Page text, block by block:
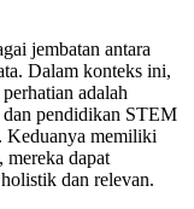
jembatan antara
Dalam konteks ini,
adalah
pendidikan STEM
Keduanya memiliki
mereka dapat
dan relevan.